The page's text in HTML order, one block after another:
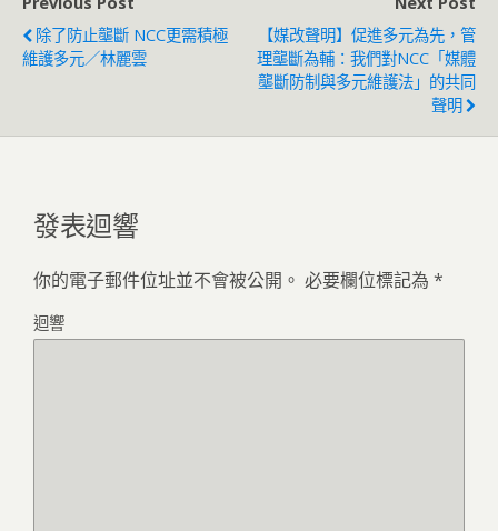
除了防止壟斷 NCC更需積極
維護多元／林麗雲
【媒改聲明】促進多元為先，管
理壟斷為輔：我們對NCC「媒體
壟斷防制與多元維護法」的共同
聲明
發表迴響
你的電子郵件位址並不會被公開。 必要欄位標記為 *
迴響